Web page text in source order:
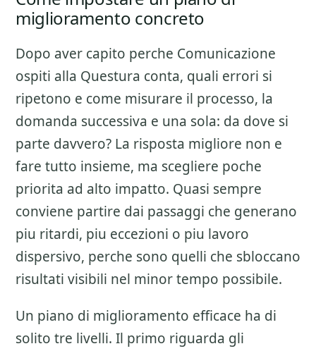
miglioramento concreto
Dopo aver capito perche Comunicazione
ospiti alla Questura conta, quali errori si
ripetono e come misurare il processo, la
domanda successiva e una sola: da dove si
parte davvero? La risposta migliore non e
fare tutto insieme, ma scegliere poche
priorita ad alto impatto. Quasi sempre
conviene partire dai passaggi che generano
piu ritardi, piu eccezioni o piu lavoro
dispersivo, perche sono quelli che sbloccano
risultati visibili nel minor tempo possibile.
Un piano di miglioramento efficace ha di
solito tre livelli. Il primo riguarda gli